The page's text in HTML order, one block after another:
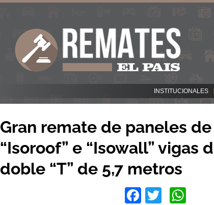
INSTITUCIONALES
Gran remate de paneles de
“Isoroof” e “Isowall” vigas
doble “T” de 5,7 metros
Facebook
Twitter